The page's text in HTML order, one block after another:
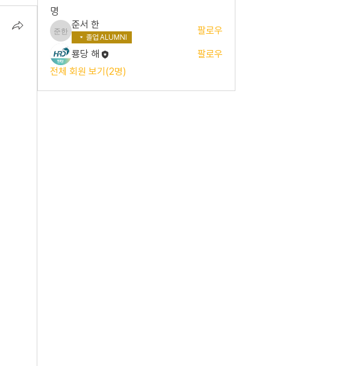
명
준서 한
준서 한
졸업 ALUMNI
팔로우
룡당 해
팔로우
전체 회원 보기(2명)